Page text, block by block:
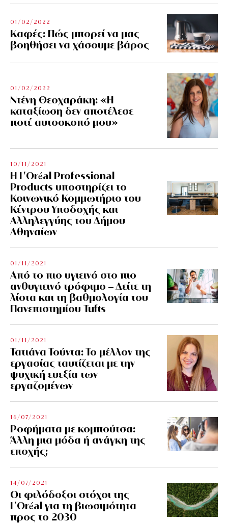
01/02/2022
Kαφές: Πώς μπορεί να μας
βοηθήσει να χάσουμε βάρος
01/02/2022
Ντένη Θεοχαράκη: «Η
καταξίωση δεν αποτέλεσε
ποτέ αυτοσκοπό μου»
10/11/2021
Η L’Οréal Professional
Products υποστηρίζει το
Κοινωνικό Κομμωτήριο του
Κέντρου Υποδοχής και
Αλληλεγγύης του Δήμου
Αθηναίων
01/11/2021
Από το πιο υγιεινό στο πιο
ανθυγιεινό τρόφιμο – Δείτε τη
λίστα και τη βαθμολογία του
Πανεπιστημίου Tufts
01/11/2021
Τατιάνα Τούντα: Το μέλλον της
εργασίας ταυτίζεται με την
ψυχική ευεξία των
εργαζομένων
16/07/2021
Ροφήματα με κομπούτσα:
Άλλη μια μόδα ή ανάγκη της
εποχής;
14/07/2021
Οι φιλόδοξοι στόχοι της
L’Oréal για τη βιωσιμότητα
προς το 2030